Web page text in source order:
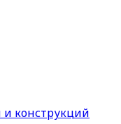
конструкций